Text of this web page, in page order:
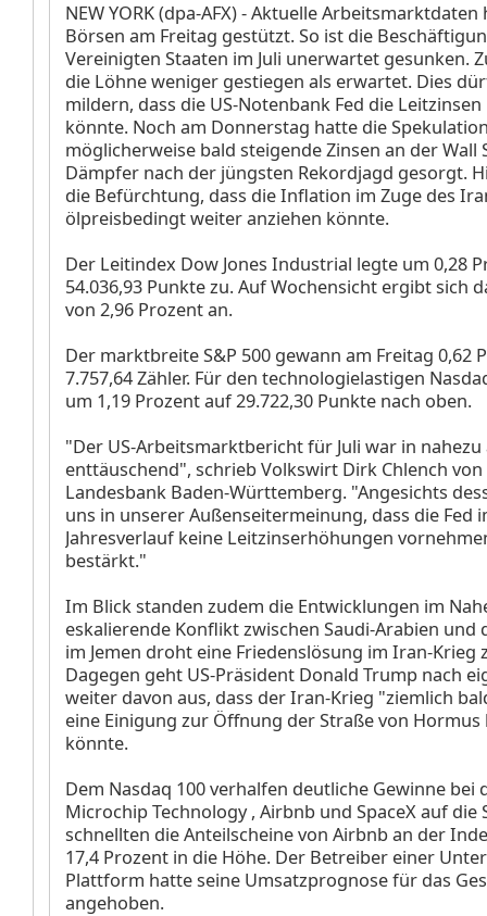
NEW YORK (dpa-AFX) - Aktuelle Arbeitsmarktdaten
Börsen am Freitag gestützt. So ist die
Vereinigten Staaten im Juli unerwartet gesunken.
die Löhne weniger gestiegen als erwartet. Dies
mildern, dass die US-Notenbank Fed die
könnte. Noch am Donnerstag hatte die
möglicherweise bald steigende Zinsen an der Wall
Dämpfer nach der jüngsten Rekordjagd gesorgt.
die Befürchtung, dass die Inflation im Zuge des
ölpreisbedingt weiter anziehen könnte.
Der Leitindex Dow Jones Industrial legte um 0,28
54.036,93 Punkte zu. Auf Wochensicht ergibt sich
von 2,96 Prozent an.
Der marktbreite S&P 500 gewann am Freitag 0,62
7.757,64 Zähler. Für den technologielastigen
um 1,19 Prozent auf 29.722,30 Punkte nach oben.
"Der US-Arbeitsmarktbericht für Juli war in nahezu
enttäuschend", schrieb Volkswirt Dirk Chlench
Landesbank Baden-Württemberg. "Angesichts
uns in unserer Außenseitermeinung, dass die Fed
Jahresverlauf keine Leitzinserhöhungen
bestärkt."
Im Blick standen zudem die Entwicklungen im
eskalierende Konflikt zwischen Saudi-Arabien und
im Jemen droht eine Friedenslösung im Iran-Krieg
Dagegen geht US-Präsident Donald Trump nach
weiter davon aus, dass der Iran-Krieg "ziemlich
eine Einigung zur Öffnung der Straße von
könnte.
Dem Nasdaq 100 verhalfen deutliche Gewinne bei
Microchip Technology, Airbnb und SpaceXauf die
schnellten die Anteilscheine von Airbnb an der
17,4 Prozent in die Höhe. Der Betreiber einer
Plattform hatte seine Umsatzprognose für das
angehoben.